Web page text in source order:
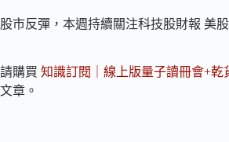
股市反彈，本週持續關注科技股財報 美
請購買 知識訂閱｜線上版量子讀冊會+乾
文章。